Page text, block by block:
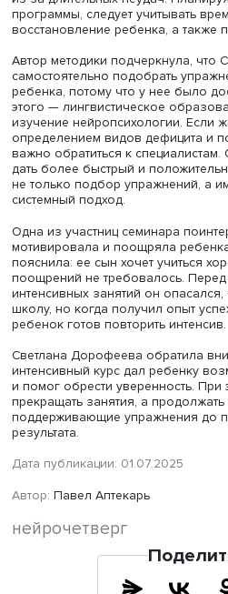
Фото: iStock
Логопед и психолог Елена
родители не прислушиваются
и рассчитывают, что ребенок
мнению, опыт Светланы
внимательного отношения к
использования грамотной
работы следует максимально
Светлана Дорофеева
и дислексии в дошкольном
трудностей в раннем
подборе заданий с учетом
на компенсацию дефицитов и
игровых активностей. Она
приходят к специалистам
из-за длительных неудач.
программы, следует
Автор методики
самостоятельно подобрать
ребенка, потому что у нее